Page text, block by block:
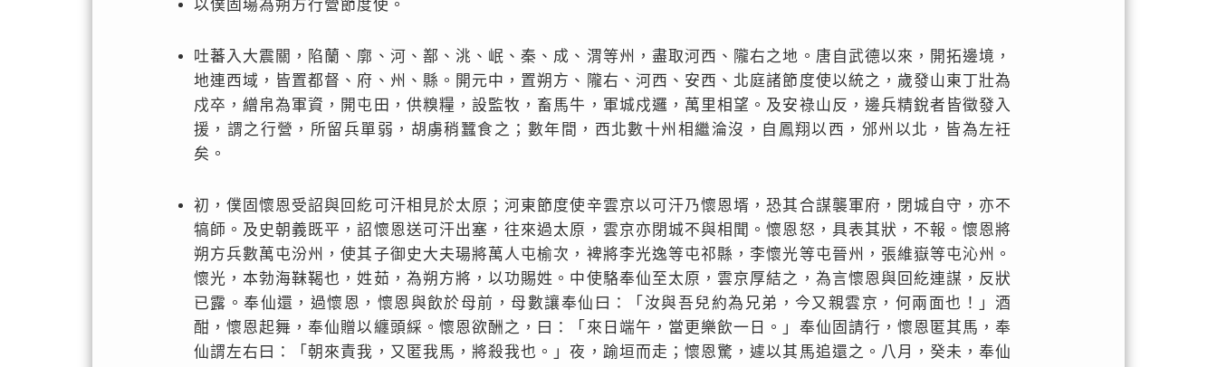
以僕固瑒為朔方行營節度使。
吐蕃入大震關，陷蘭、廓、河、鄯、洮、岷、秦、成、渭等州，盡取河西、隴右之地。唐自武德以來，開拓邊境，
地連西域，皆置都督、府、州、縣。開元中，置朔方、隴右、河西、安西、北庭諸節度使以統之，歲發山東丁壯為
戍卒，繒帛為軍資，開屯田，供糗糧，設監牧，畜馬牛，軍城戍邏，萬里相望。及安祿山反，邊兵精銳者皆徵發入
援，謂之行營，所留兵單弱，胡虜稍蠶食之；數年間，西北數十州相繼淪沒，自鳳翔以西，邠州以北，皆為左衽
矣。
初，僕固懷恩受詔與回紇可汗相見於太原；河東節度使辛雲京以可汗乃懷恩壻，恐其合謀襲軍府，閉城自守，亦不
犒師。及史朝義既平，詔懷恩送可汗出塞，往來過太原，雲京亦閉城不與相聞。懷恩怒，具表其狀，不報。懷恩將
朔方兵數萬屯汾州，使其子御史大夫瑒將萬人屯榆次，裨將李光逸等屯祁縣，李懷光等屯晉州，張維嶽等屯沁州。
懷光，本勃海靺鞨也，姓茹，為朔方將，以功賜姓。中使駱奉仙至太原，雲京厚結之，為言懷恩與回紇連謀，反狀
已露。奉仙還，過懷恩，懷恩與飲於母前，母數讓奉仙曰：「汝與吾兒約為兄弟，今又親雲京，何兩面也！」酒
酣，懷恩起舞，奉仙贈以纏頭綵。懷恩欲酬之，曰：「來日端午，當更樂飲一日。」奉仙固請行，懷恩匿其馬，奉
仙謂左右曰：「朝來責我，又匿我馬，將殺我也。」夜，踰垣而走；懷恩驚，遽以其馬追還之。八月，癸未，奉仙